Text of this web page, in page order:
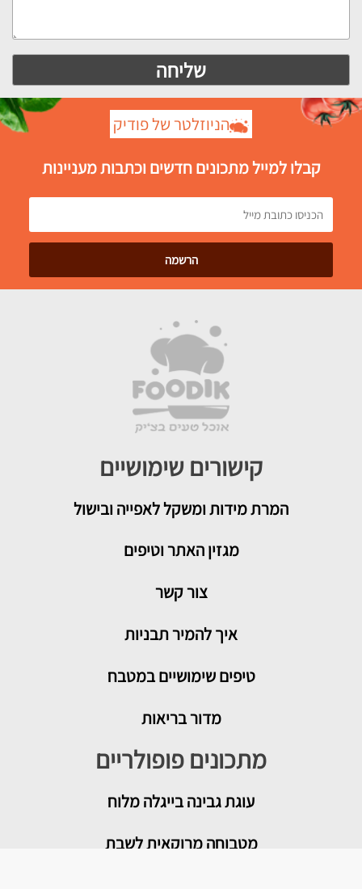
הניוזלטר של פודיק
קבלו למייל מתכונים חדשים וכתבות מעניינות
קישורים שימושיים
המרת מידות ומשקל לאפייה ובישול
מגזין האתר וטיפים
צור קשר
איך להמיר תבניות
טיפים שימושיים במטבח
מדור בריאות
מתכונים פופולריים
עוגת גבינה בייגלה מלוח
מטבוחה מרוקאית לשבת